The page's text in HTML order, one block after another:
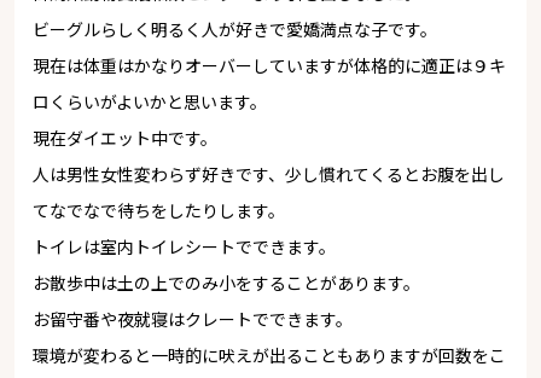
ビーグルらしく明るく人が好きで愛嬌満点な子です。
現在は体重はかなりオーバーしていますが体格的に適正は９キ
ロくらいがよいかと思います。
現在ダイエット中です。
人は男性女性変わらず好きです、少し慣れてくるとお腹を出し
てなでなで待ちをしたりします。
トイレは室内トイレシートでできます。
お散歩中は土の上でのみ小をすることがあります。
お留守番や夜就寝はクレートでできます。
環境が変わると一時的に吠えが出ることもありますが回数をこ